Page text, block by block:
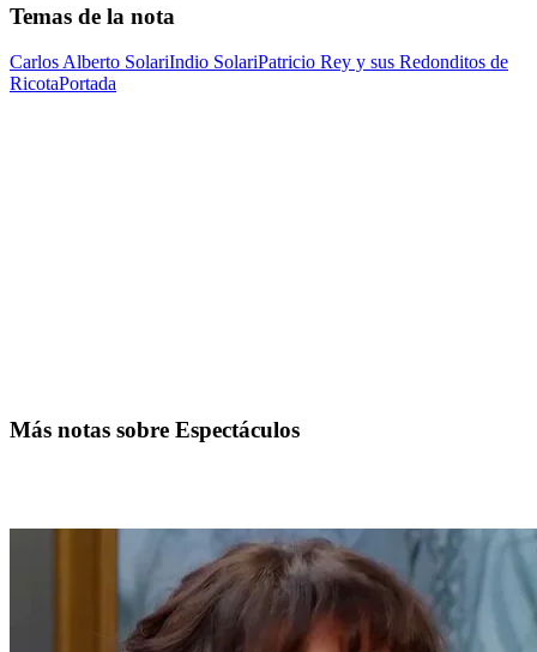
Temas de la nota
Carlos Alberto SolariIndio SolariPatricio Rey y sus Redonditos de
RicotaPortada
Más notas sobre Espectáculos